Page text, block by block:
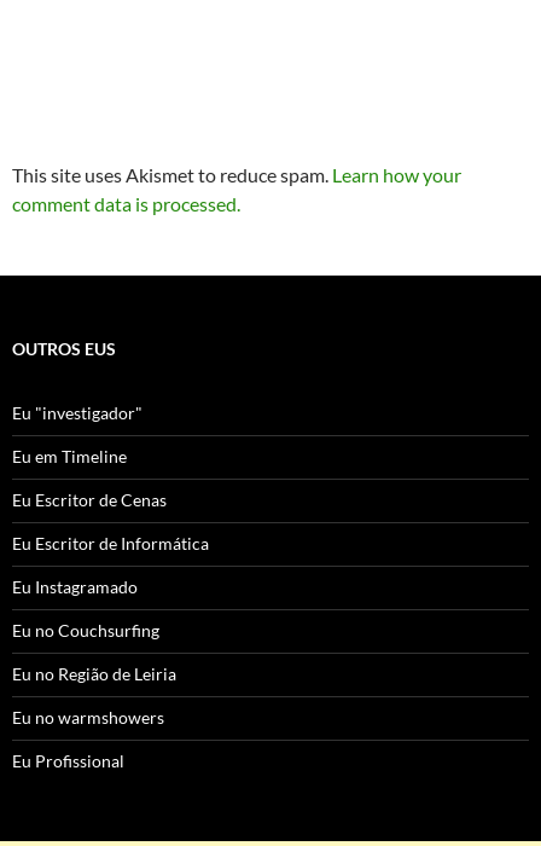
This site uses Akismet to reduce spam. Learn how your
comment data is processed.
OUTROS EUS
Eu "investigador"
Eu em Timeline
Eu Escritor de Cenas
Eu Escritor de Informática
Eu Instagramado
Eu no Couchsurfing
Eu no Região de Leiria
Eu no warmshowers
Eu Profissional